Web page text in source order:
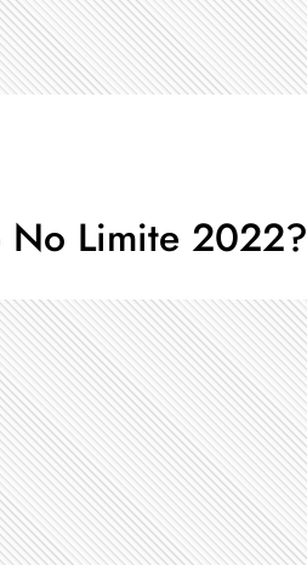
No Limite 2022?